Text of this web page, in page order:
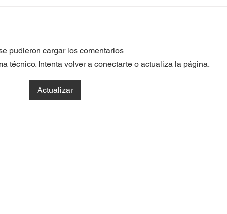
2ª JORNADA PUERTAS
ABIERTA
pudieron cargar los comentarios
técnico. Intenta volver a conectarte o actualiza la página.
Actualizar